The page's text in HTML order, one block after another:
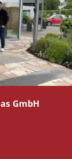
GmbH